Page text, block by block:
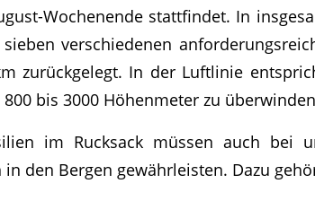
Wochenende stattfindet. In
verschiedenen
zurückgelegt. In der Luftlinie
bis 3000 Höhenmeter zu
im Rucksack müssen auch bei
in den Bergen gewährleisten. Dazu